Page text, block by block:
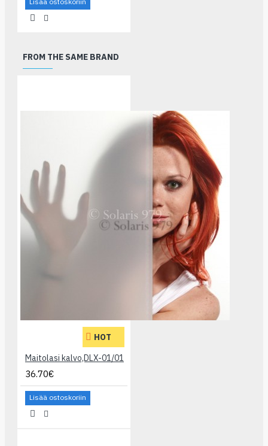
FROM THE SAME BRAND
HOT
Maitolasi kalvo,DLX-01/01
36.70€
Lisää ostoskoriin